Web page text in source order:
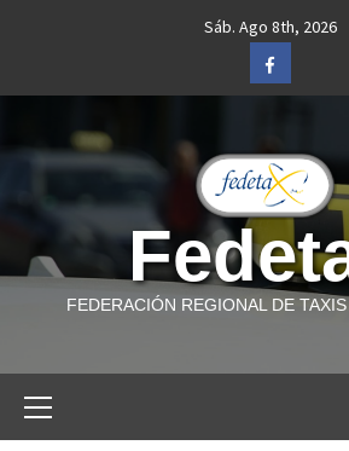
Sáb. Ago 8th, 2026
Facebook
FEDERACIÓN REGIONAL DE